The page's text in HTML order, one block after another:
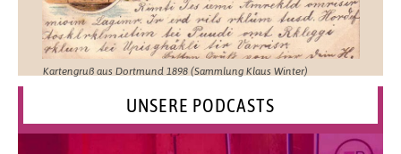
Kartengruß aus Dortmund 1898 (Sammlung Klaus Winter)
UNSERE PODCASTS